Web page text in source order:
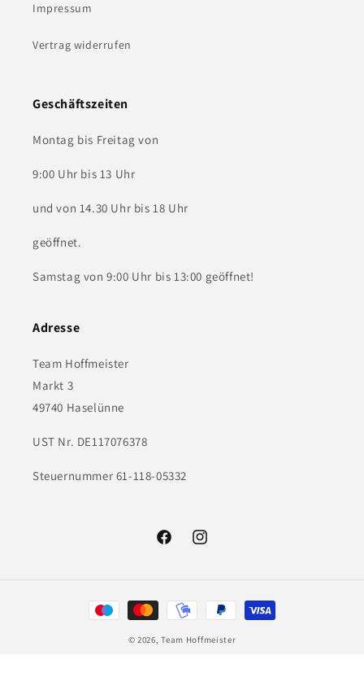
Impressum
Vertrag widerrufen
Geschäftszeiten
Montag bis Freitag von
9:00 Uhr bis 13 Uhr
und von 14.30 Uhr bis 18 Uhr
geöffnet.
Samstag von 9:00 Uhr bis 13:00 geöffnet!
Adresse
Team Hoffmeister
Markt 3
49740 Haselünne
UST Nr. DE117076378
Steuernummer 61-118-05332
FacebookInstagram
Zahlungsmethoden
© 2026,Team Hoffmeister